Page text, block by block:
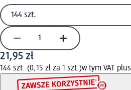
21,95 zł
144 szt. (0,15 zł za 1 szt.)w tym VAT plus